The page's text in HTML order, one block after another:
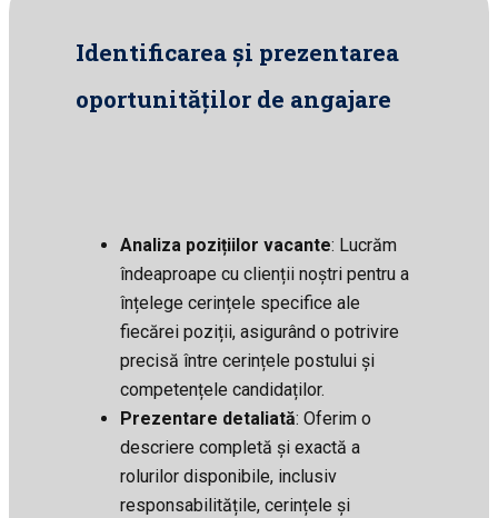
Identificarea și prezentarea
oportunităților de angajare
Analiza pozițiilor vacante: Lucrăm
îndeaproape cu clienții noștri pentru a
înțelege cerințele specifice ale
fiecărei poziții, asigurând o potrivire
precisă între cerințele postului și
competențele candidaților.
Prezentare detaliată: Oferim o
descriere completă și exactă a
rolurilor disponibile, inclusiv
responsabilitățile, cerințele și